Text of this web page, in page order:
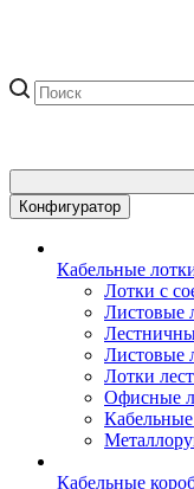
Конфигуратор
Кабельные
Лотки с
Листовые
Листовые
Лотки
Офисные
Кабельные